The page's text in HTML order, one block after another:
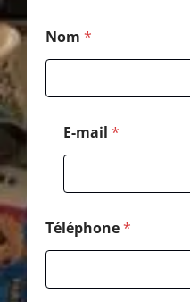
N
o
*
Nom *
E-mail *
Téléphone*